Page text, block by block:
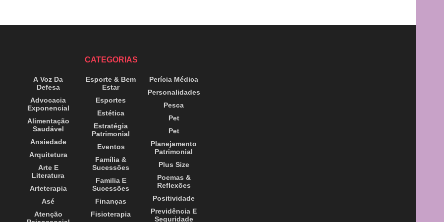
CATEGORIAS
A Voz Da
Defesa
Advocacia
Exponencial
Alimentação
Saudável
Ansiedade
Arquitetura
Arte E
Literatura
Arteterapia
Asé
Atenção
Esporte & Bem
Estar
Esportes
Estética
Estratégia
Patrimonial
Eventos
Família &
Sucessões
Familia E
Sucessões
Finanças
Fisioterapia
Perícia Médica
Personalidades
Pesca
Pet
Pet
Planejamento
Patrimonial
Plus Size
Poemas &
Reflexões
Positividade
Previdência E
Seguridade